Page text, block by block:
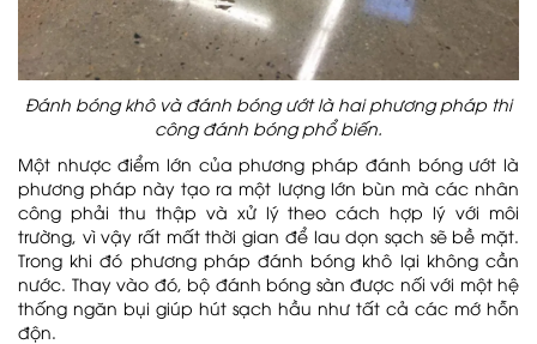
Đánh bóng khô và đánh bóng ướt là hai phương pháp thi
công đánh bóng phổ biến.
Một nhược điểm lớn của phương pháp đánh bóng ướt là
phương pháp này tạo ra một lượng lớn bùn mà các nhân
công phải thu thập và xử lý theo cách hợp lý với môi
trường, vì vậy rất mất thời gian để lau dọn sạch sẽ bề mặt.
Trong khi đó phương pháp đánh bóng khô lại không cần
nước. Thay vào đó, bộ đánh bóng sàn được nối với một hệ
thống ngăn bụi giúp hút sạch hầu như tất cả các mớ hỗn
độn.
Dự án Bệnh viện Đa khoa Hồng Ngọc –
Phúc Trường Minh
Dự án Tiến Bộ Plaza
Dự án Nhà máy Chính xác M&K Việt